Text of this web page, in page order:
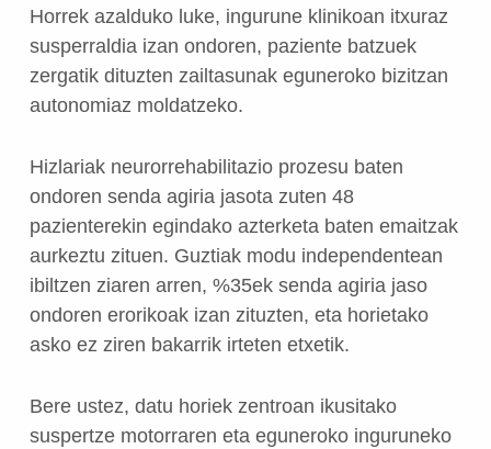
Horrek azalduko luke, ingurune klinikoan itxuraz
susperraldia izan ondoren, paziente batzuek
zergatik dituzten zailtasunak eguneroko bizitzan
autonomiaz moldatzeko.
Hizlariak neurorrehabilitazio prozesu baten
ondoren senda agiria jasota zuten 48
pazienterekin egindako azterketa baten emaitzak
aurkeztu zituen. Guztiak modu independentean
ibiltzen ziaren arren, %35ek senda agiria jaso
ondoren erorikoak izan zituzten, eta horietako
asko ez ziren bakarrik irteten etxetik.
Bere ustez, datu horiek zentroan ikusitako
suspertze motorraren eta eguneroko inguruneko